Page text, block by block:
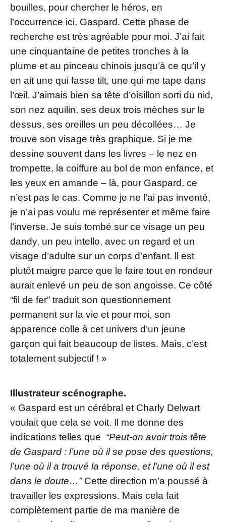
bouilles, pour chercher le héros, en
l’occurrence ici, Gaspard. Cette phase de
recherche est très agréable pour moi. J’ai fait
une cinquantaine de petites tronches à la
plume et au pinceau chinois jusqu’à ce qu’il y
en ait une qui fasse tilt, une qui me tape dans
l’œil. J’aimais bien sa tête d’oisillon sorti du nid,
son nez aquilin, ses deux trois mèches sur le
dessus, ses oreilles un peu décollées… Je
trouve son visage très graphique. Si je me
dessine souvent dans les livres – le nez en
trompette, la coiffure au bol de mon enfance, et
les yeux en amande – là, pour Gaspard, ce
n’est pas le cas. Comme je ne l’ai pas inventé,
je n’ai pas voulu me représenter et même faire
l’inverse. Je suis tombé sur ce visage un peu
dandy, un peu intello, avec un regard et un
visage d’adulte sur un corps d’enfant. ll est
plutôt maigre parce que le faire tout en rondeur
aurait enlevé un peu de son angoisse. Ce côté
“fil de fer” traduit son questionnement
permanent sur la vie et pour moi, son
apparence colle à cet univers d’un jeune
garçon qui fait beaucoup de listes. Mais, c’est
totalement subjectif ! »
Illustrateur scénographe.
« Gaspard est un cérébral et Charly Delwart
voulait que cela se voit. Il me donne des
indications telles que “Peut-on avoir trois tête
de Gaspard : l’une où il se pose des questions,
l’une où il a trouvé la réponse, et l’une où il est
dans le doute…”Cette direction m’a poussé à
travailler les expressions. Mais cela fait
complètement partie de ma manière de